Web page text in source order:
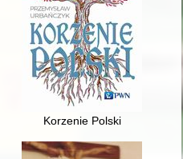
scen wyciętych z polskich
Korzenie Polski